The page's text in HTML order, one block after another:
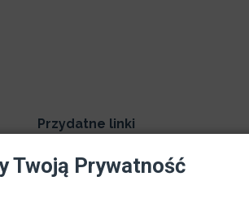
Twoją Prywatność
Przydatne linki
Polityka prywatności